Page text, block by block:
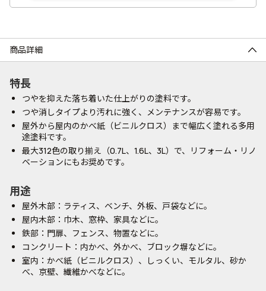
商品詳細
特長
つやを抑えた落ち着いた仕上がりの塗料です。
つや消しタイプより汚れに強く、メンテナンスが容易です。
屋外から屋内のかべ紙（ビニルクロス）まで幅広く塗れる多用
途塗料です。
最大312色の取り揃え（0.7L、1.6L、3L）で、リフォーム・リノ
ベーションにもお奨めです。
用途
屋外木部：ラティス、ベンチ、外板、戸袋などに。
屋内木部：巾木、窓枠、家具などに。
鉄部：門扉、フェンス、物置などに。
コンクリート：内かべ、外かべ、ブロック塀などに。
室内：かべ紙（ビニルクロス）、しっくい、モルタル、砂か
べ、京壁、繊維かべなどに。